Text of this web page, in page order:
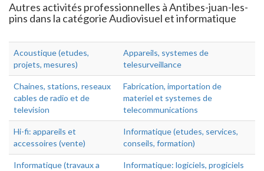
Autres activités professionnelles à Antibes-juan-les-
pins dans la catégorie Audiovisuel et informatique
Acoustique (etudes,
projets, mesures)
Appareils, systemes de
telesurveillance
Chaines, stations, reseaux
cables de radio et de
television
Fabrication, importation de
materiel et systemes de
telecommunications
Hi-fi: appareils et
accessoires (vente)
Informatique (etudes, services,
conseils, formation)
Informatique (travaux a
Informatique: logiciels, progiciels